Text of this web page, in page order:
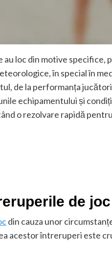
au loc din motive specifice,
în special în
de la performanța
echipamentului și
o rezolvare rapidă
de
din cauza unor
acestor întreruperi este